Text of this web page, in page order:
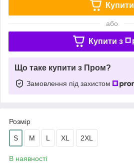
Купити
або
Купити з
Що таке купити з Пром?
Замовлення під захистом
Розмір
S M L XL 2XL
В наявності